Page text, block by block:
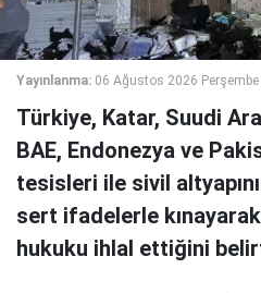
Yayınlanma: 06 Ağustos 2026 Perşembe
Türkiye, Katar, Suudi
BAE, Endonezya ve
tesisleri ile sivil
sert ifadelerle
hukuku ihlal ettiğini